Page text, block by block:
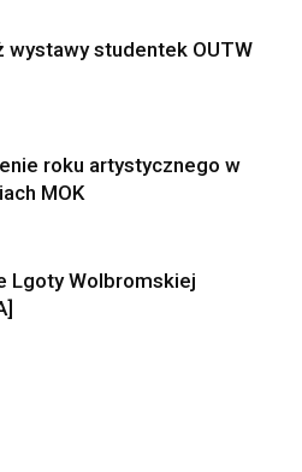
wystawy studentek OUTW
roku artystycznego w
MOK
Lgoty Wolbromskiej